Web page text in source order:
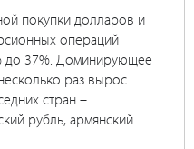
покупки долларов и
операций
до 37%. Доминирующее
раз вырос
стран –
рубль, армянский